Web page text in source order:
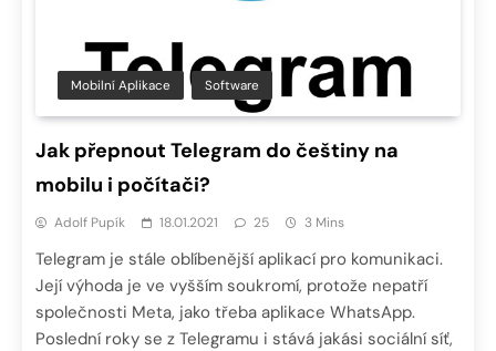
Mobilní Aplikace Software
Jak přepnout Telegram do češtiny na
mobilu i počítači?
Adolf Pupík 18.01.2021 25 3 Mins
Telegram je stále oblíbenější aplikací pro komunikaci.
Její výhoda je ve vyšším soukromí, protože nepatří
společnosti Meta, jako třeba aplikace WhatsApp.
Poslední roky se z Telegramu i stává jakási sociální síť,